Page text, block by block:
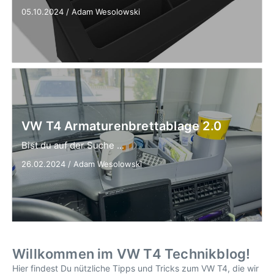
05.10.2024 / Adam Wesolowski
VW T4 Armaturenbrettablage 2.0
Bist du auf der Suche ...
26.02.2024 / Adam Wesolowski
Willkommen im VW T4 Technikblog!
Hier findest Du nützliche Tipps und Tricks zum VW T4, die wir